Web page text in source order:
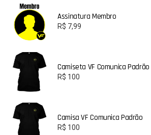
Assinatura Membro
R$ 7,99
Camiseta VF Comunica Padrão
R$ 100
Camisa VF Comunica Padrão
R$ 100